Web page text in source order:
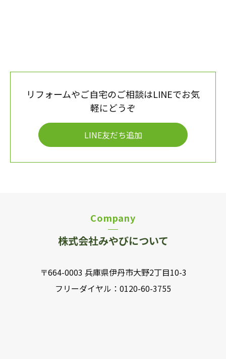
リフォームやご自宅のご相談はLINEでお気
軽にどうぞ
LINE友だち追加
Company
株式会社みやびについて
〒664-0003 兵庫県伊丹市大野2丁目10-3
フリーダイヤル： 0120-60-3755